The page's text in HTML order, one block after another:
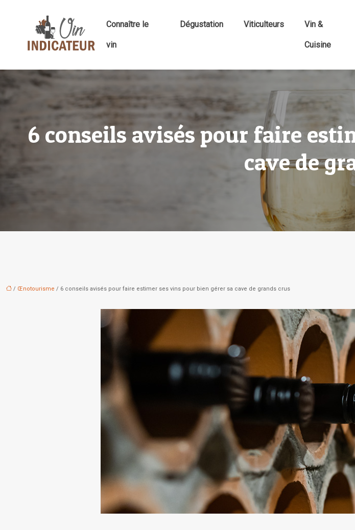
Connaître le
vin
Dégustation Viticulteurs Vin &
Cuisine
6 conseils avisés pour faire
cave de
/ Œnotourisme / 6 conseils avisés pour faire estimer ses vins pour bien gérer sa cave de grands crus